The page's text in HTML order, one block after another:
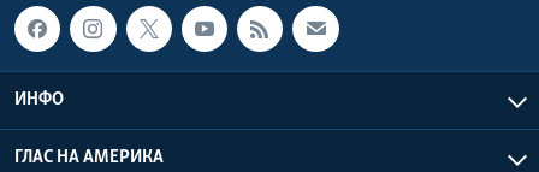
ИНФО
ГЛАС НА АМЕРИКА